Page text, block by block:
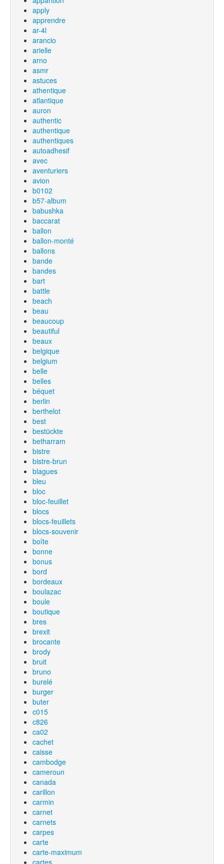
apply
apprendre
ar-4l
arancio
arielle
arno
asmr
astuces
athentique
atlantique
auron
authentic
authentique
authentiques
autoadhesif
avec
aventuriers
avion
b0102
b57-album
babushka
baccarat
ballon
ballon-monté
ballons
bande
bandes
bart
battle
beach
beau
beaucoup
beautiful
beaux
belgique
belgium
belle
belles
béquet
berlin
berthelot
best
bestückte
betharram
bistre
bistre-brun
blagues
bleu
bloc
bloc-feuillet
blocs
blocs-feuillets
blocs-souvenir
boîte
bonne
bonus
bord
bordeaux
boulazac
boule
boutique
bres
brexit
brocante
brody
bruit
bruno
burelé
burger
buter
c015
c826
ca02
cachet
caisse
cambodge
cameroun
canada
carillon
carmin
carnet
carnets
carpes
carte
carte-maximum